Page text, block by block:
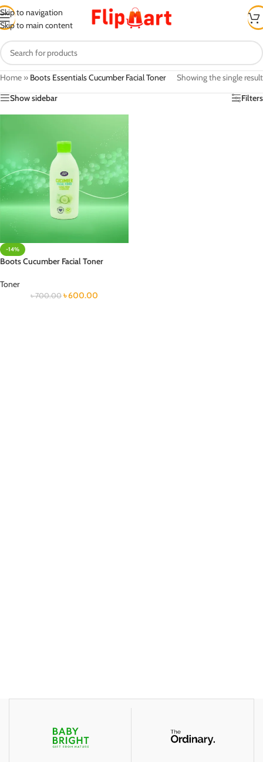
Skip to navigation
Skip to main content
Home » Boots Essentials Cucumber Facial Toner
Showing the single result
Show sidebar
Filters
-14%
Boots Cucumber Facial Toner
Toner
৳700.00 ৳600.00